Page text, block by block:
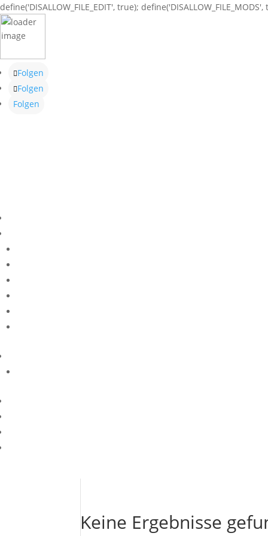
define('DISALLOW_FILE_EDIT', true); define('DISALLOW_FILE_MODS',
Folgen
Folgen
Folgen
Keine Ergebnisse